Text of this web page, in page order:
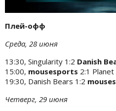
Плей-офф
Среда, 28 июня
13:30, Singularity 1:2 Danish
15:00, mousesports 2:1
19:30, Danish Bears 1:2
Четверг, 29 июня